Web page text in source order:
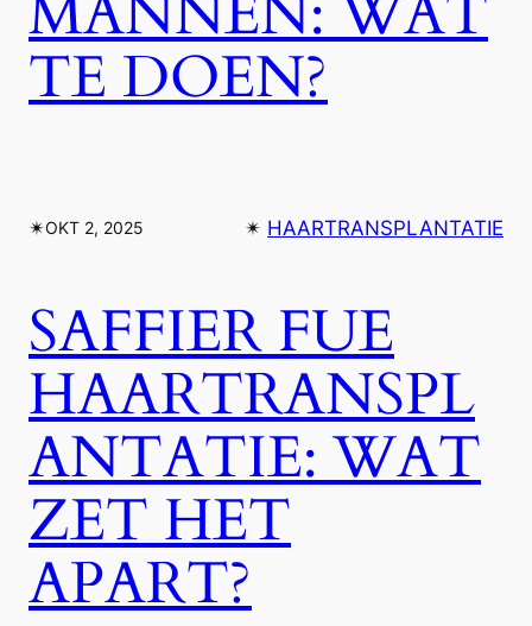
TE DOEN?
✴︎OKT 2, 2025 ✴︎ HAARTRANSPLANTATIE
SAFFIER FUE
HAARTRANSPL
ANTATIE: WAT
ZET HET
APART?